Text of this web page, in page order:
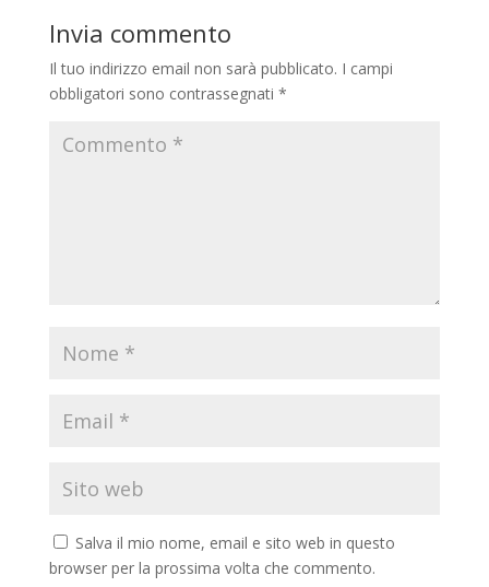
Invia commento
Il tuo indirizzo email non sarà pubblicato. I campi
obbligatori sono contrassegnati *
Salva il mio nome, email e sito web in questo
browser per la prossima volta che commento.